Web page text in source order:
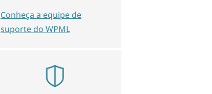
Conheça a equipe de
suporte do WPML